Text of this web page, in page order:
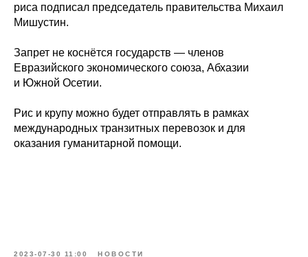
риса подписал председатель правительства Михаил
Мишустин.
Запрет не коснётся государств — членов
Евразийского экономического союза, Абхазии
и Южной Осетии.
Рис и крупу можно будет отправлять в рамках
международных транзитных перевозок и для
оказания гуманитарной помощи.
2023-07-30 11:00 НОВОСТИ